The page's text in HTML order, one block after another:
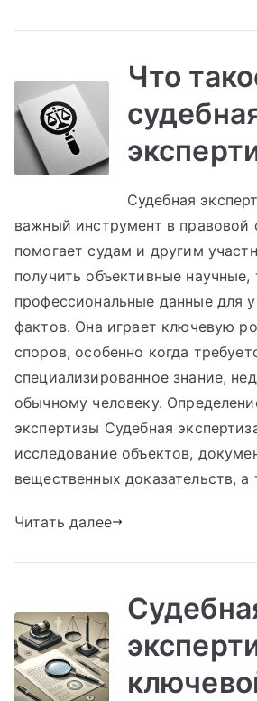
Что
Судебная
важный инструмент в правовой
помогает судам и другим
получить объективные научные,
профессиональные данные для
фактов. Она играет ключевую
споров, особенно когда
специализированное знание,
обычному человеку.
экспертизы Судебная
исследование объектов,
вещественных доказательств,
Читать далее